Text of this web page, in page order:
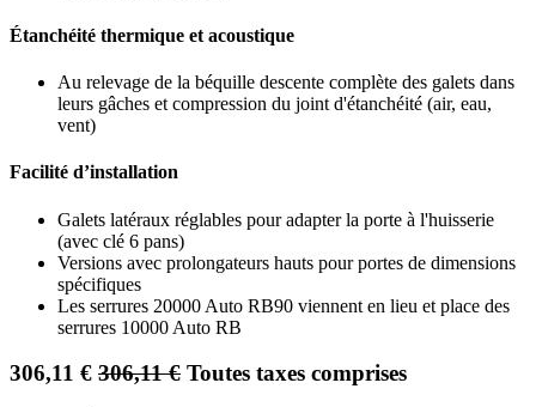
Étanchéité thermique et acoustique
Au relevage de la béquille descente complète des galets dans
leurs gâches et compression du joint d'étanchéité (air, eau,
vent)
Facilité d’installation
Galets latéraux réglables pour adapter la porte à l'huisserie
(avec clé 6 pans)
Versions avec prolongateurs hauts pour portes de dimensions
spécifiques
Les serrures 20000 Auto RB90 viennent en lieu et place des
serrures 10000 Auto RB
306,11 € 306,11€ Toutes taxes comprises